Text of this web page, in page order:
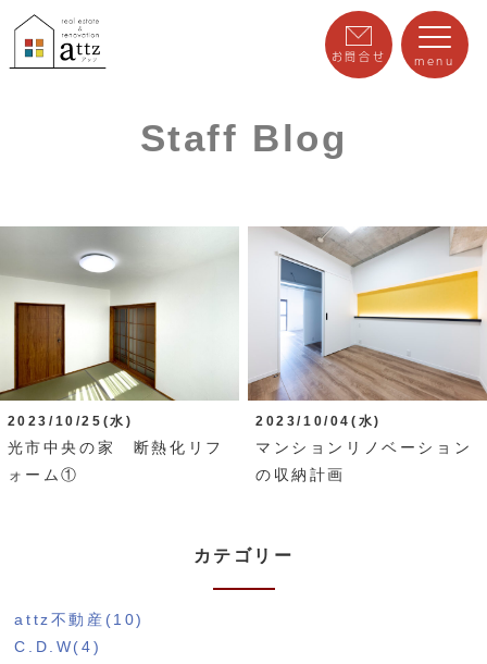
お問合せ menu
Staff Blog
2023/10/25(水)
光市中央の家 断熱化リフ
ォーム①
2023/10/04(水)
マンションリノベーション
の収納計画
カテゴリー
attz不動産(10)
C.D.W(4)